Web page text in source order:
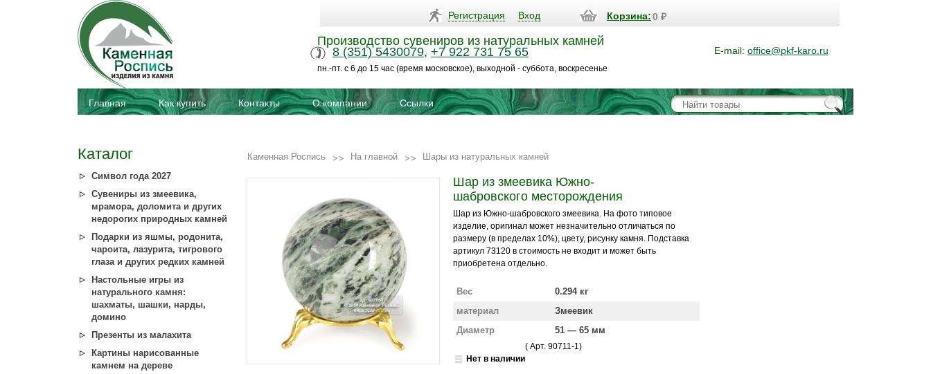
Регистрация Вход Корзина:0 ₽
Производство сувениров из натуральных камней
8 (351) 5430079, +7 922 731 75 65
пн.-пт. с 6 до 15 час (время московское), выходной - суббота, воскресенье
E-mail: office@pkf-karo.ru
Главная Как купить Контакты О компании Ссылки
Каталог
Символ года 2027
Сувениры из змеевика,
мрамора, доломита и других
недорогих природных камней
Подарки из яшмы, родонита,
чароита, лазурита, тигрового
глаза и других редких камней
Настольные игры из
натурального камня:
шахматы, шашки, нарды,
домино
Презенты из малахита
Картины нарисованные
камнем на дереве
Каменная Роспись На главной Шары из натуральных камней
Шар из змеевика Южно-
шабровского месторождения
Шар из Южно-шабровского змеевика. На фото типовое
изделие, оригинал может незначительно отличаться по
размеру (в пределах 10%), цвету, рисунку камня. Подставка
артикул 73120 в стоимость не входит и может быть
приобретена отдельно.
Вес
0.294 кг
материал
Змеевик
Диаметр
51 — 65 мм
( Арт. 90711-1)
Нет в наличии